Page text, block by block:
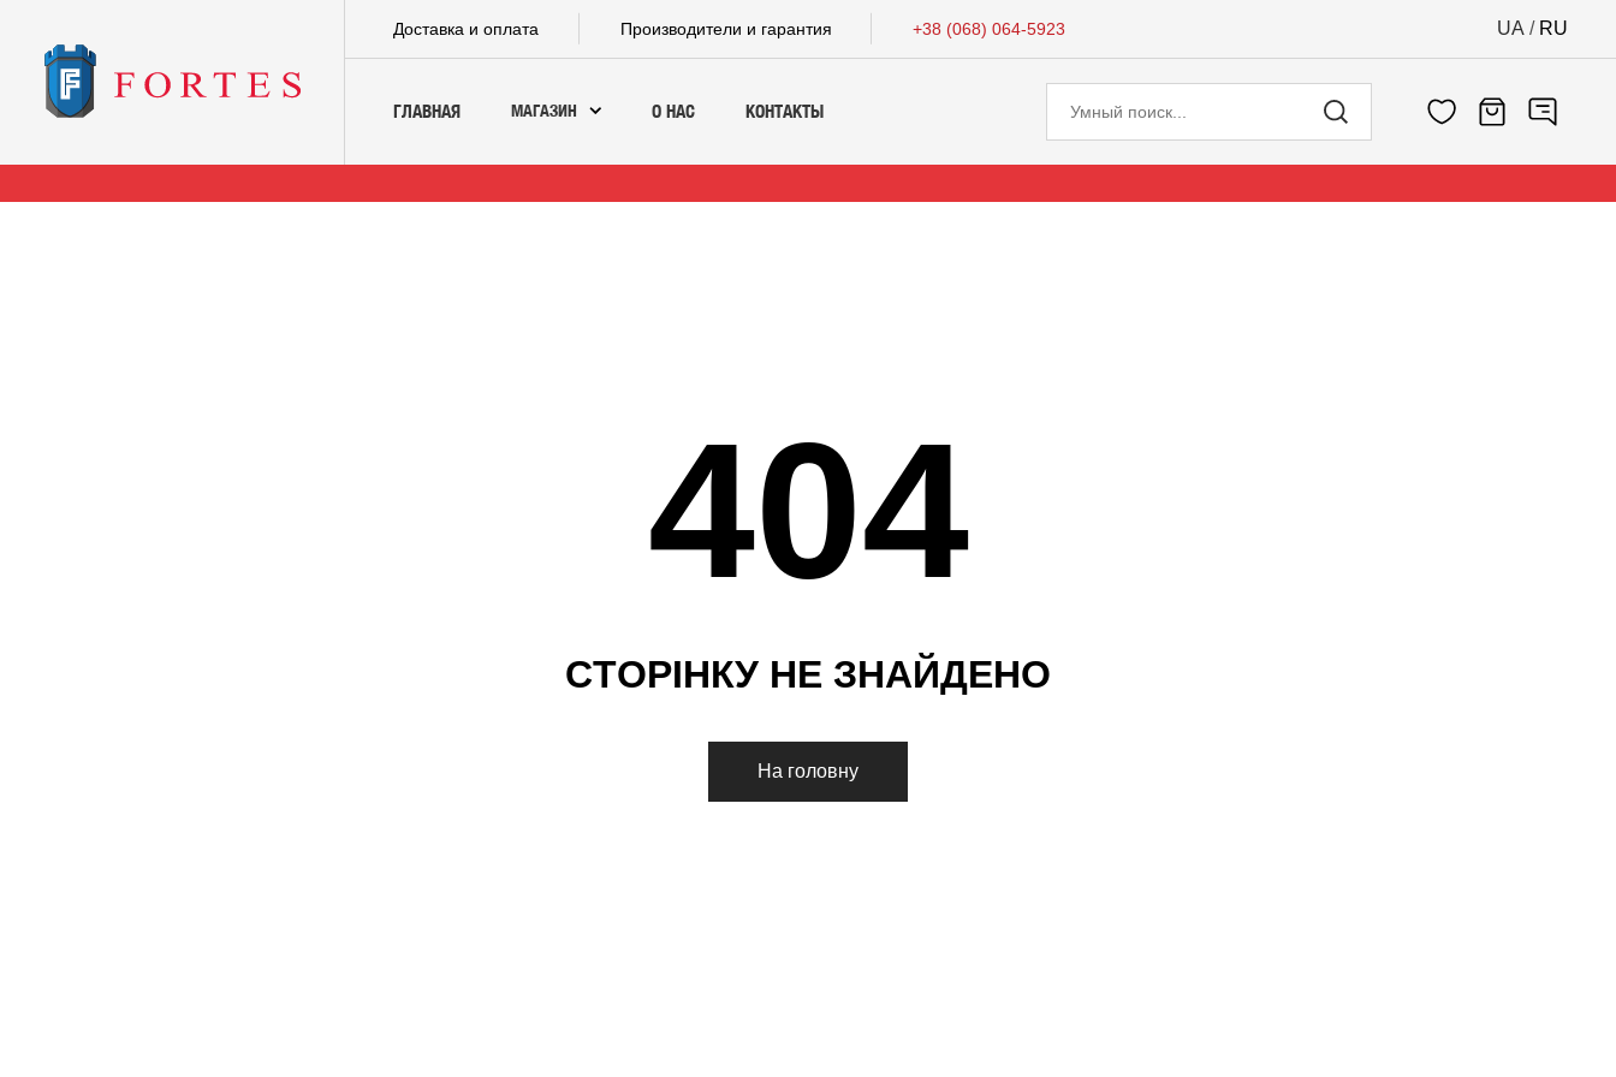
Доставка и оплата Производители и гарантия +38 (068) 064-5923 UA / RU
ГЛАВНАЯ МАГАЗИН О НАС КОНТАКТЫ
404
СТОРІНКУ НЕ ЗНАЙДЕНО
На головну